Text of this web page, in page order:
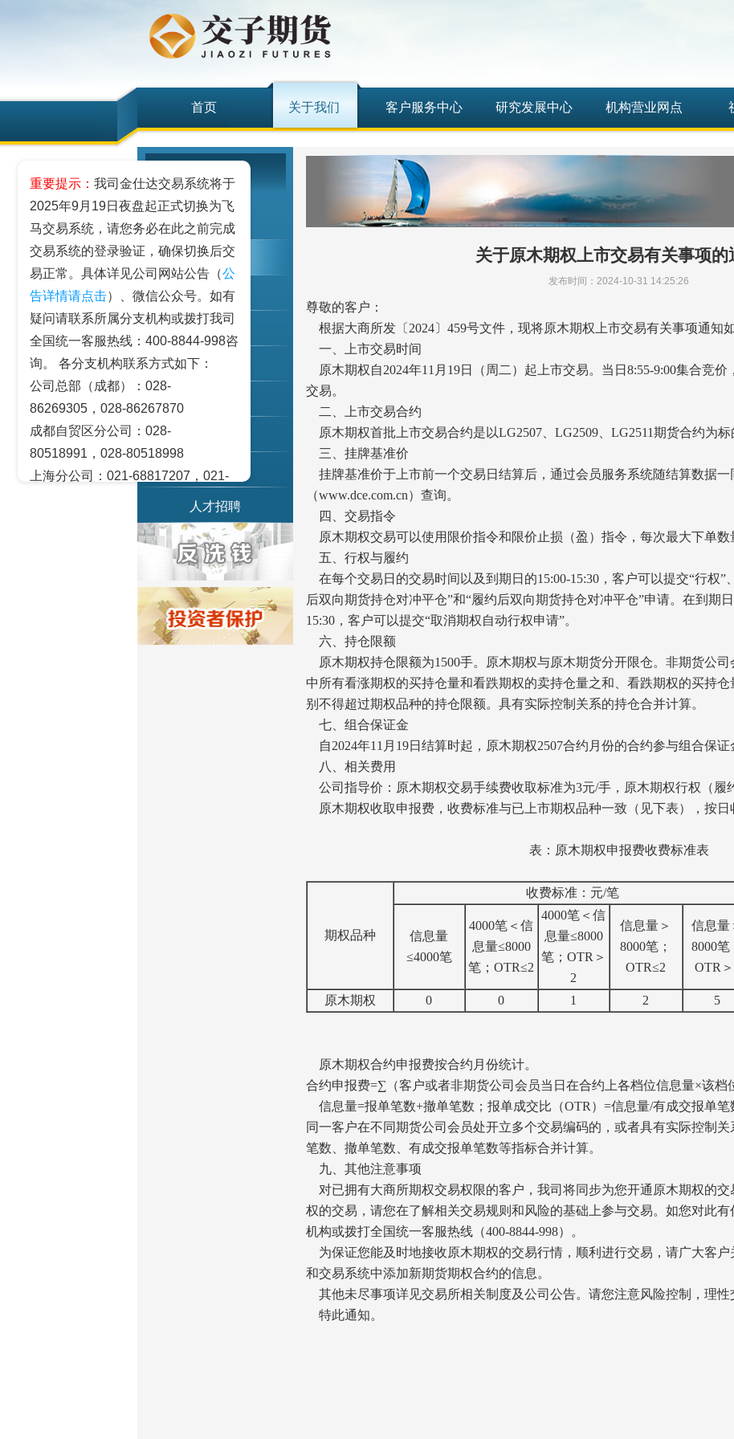
首页 关于我们 客户服务中心 研究发展中心 机构营业网点
公司概况
公司公告
公司动态
员工信息
联系我们
茂川资本
人才招聘
关于原木期权上市交易有关事项的
发布时间：2024-10-31 14:25:26
尊敬的客户：
根据大商所发〔2024〕459号文件，现将原木期权上市交易有关事项通知如
一、上市交易时间
原木期权自2024年11月19日（周二）起上市交易。当日8:55-9:00集合竞价
交易。
二、上市交易合约
原木期权首批上市交易合约是以LG2507、LG2509、LG2511期货合约为标
三、挂牌基准价
挂牌基准价于上市前一个交易日结算后，通过会员服务系统随结算数据一
（www.dce.com.cn）查询。
四、交易指令
原木期权交易可以使用限价指令和限价止损（盈）指令，每次最大下单数
五、行权与履约
在每个交易日的交易时间以及到期日的15:00-15:30，客户可以提交“行权”
后双向期货持仓对冲平仓”和“履约后双向期货持仓对冲平仓”申请。在到期
15:30，客户可以提交“取消期权自动行权申请”。
六、持仓限额
原木期权持仓限额为1500手。原木期权与原木期货分开限仓。非期货公
中所有看涨期权的买持仓量和看跌期权的卖持仓量之和、看跌期权的买持
别不得超过期权品种的持仓限额。具有实际控制关系的持仓合并计算。
七、组合保证金
自2024年11月19日结算时起，原木期权2507合约月份的合约参与组合保证
八、相关费用
公司指导价：原木期权交易手续费收取标准为3元/手，原木期权行权（履
原木期权收取申报费，收费标准与已上市期权品种一致（见下表），按日
表：原木期权申报费收费标准表
期权品种
收费标准：元/笔
信息量
≤4000笔
4000笔＜信
息量≤8000
笔；OTR≤2
4000笔＜信
息量≤8000
笔；OTR＞
2
信息量＞
8000笔；
OTR≤2
信息量
8000笔
OTR
原木期权 0 0 1 2 5
原木期权合约申报费按合约月份统计。
合约申报费=∑（客户或者非期货公司会员当日在合约上各档位信息量×该档
信息量=报单笔数+撤单笔数；报单成交比（OTR）=信息量/有成交报单笔
同一客户在不同期货公司会员处开立多个交易编码的，或者具有实际控制
笔数、撤单笔数、有成交报单笔数等指标合并计算。
九、其他注意事项
对已拥有大商所期权交易权限的客户，我司将同步为您开通原木期权的交
权的交易，请您在了解相关交易规则和风险的基础上参与交易。如您对此
机构或拨打全国统一客服热线（400-8844-998）。
为保证您能及时地接收原木期权的交易行情，顺利进行交易，请广大客
和交易系统中添加新期货期权合约的信息。
其他未尽事项详见交易所相关制度及公司公告。请您注意风险控制，理性
特此通知。
重要提示： 我司金仕达交易系统将于
2025年9月19日夜盘起正式切换为飞
马交易系统，请您务必在此之前完成
交易系统的登录验证，确保切换后交
易正常。具体详见公司网站公告（公
告详情请点击）、微信公众号。如有
疑问请联系所属分支机构或拨打我司
全国统一客服热线：400-8844-998咨
询。 各分支机构联系方式如下：
公司总部（成都）：028-
86269305，028-86267870
成都自贸区分公司：028-
80518991，028-80518998
上海分公司：021-68817207，021-
北京营业部：010-65005128
广州营业部：020-28129909，020-
青岛营业部：0532-83101951、
天津营业部：022-58812601，022-